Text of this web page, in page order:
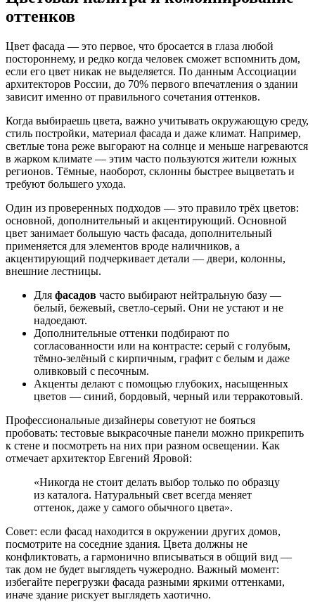
оттенков
Цвет фасада — это первое, что бросается в глаза любой
постороннему, и редко когда человек сможет вспомнить дом,
если его цвет никак не выделяется. По данным Ассоциации
архитекторов России, до 70% первого впечатления о здании
зависит именно от правильного сочетания оттенков.
Когда выбираешь цвета, важно учитывать окружающую среду,
стиль постройки, материал фасада и даже климат. Например,
светлые тона реже выгорают на солнце и меньше нагреваются
в жарком климате — этим часто пользуются жители южных
регионов. Тёмные, наоборот, склонны быстрее выцветать и
требуют большего ухода.
Один из проверенных подходов — это правило трёх цветов:
основной, дополнительный и акцентирующий. Основной
цвет занимает большую часть фасада, дополнительный
применяется для элементов вроде наличников, а
акцентирующий подчеркивает детали — двери, колонны,
внешние лестницы.
Для фасадов часто выбирают нейтральную базу —
белый, бежевый, светло-серый. Они не устают и не
надоедают.
Дополнительные оттенки подбирают по
согласованности или на контрасте: серый с голубым,
тёмно-зелёный с кирпичным, графит с белым и даже
оливковый с песочным.
Акценты делают с помощью глубоких, насыщенных
цветов — синий, бордовый, черный или терракотовый.
Профессиональные дизайнеры советуют не бояться
пробовать: тестовые выкрасочные панели можно прикрепить
к стене и посмотреть на них при разном освещении. Как
отмечает архитектор Евгений Яровой:
«Никогда не стоит делать выбор только по образцу
из каталога. Натуральный свет всегда меняет
оттенок, даже у самого обычного цвета».
Совет: если фасад находится в окружении других домов,
посмотрите на соседние здания. Цвета должны не
конфликтовать, а гармонично вписываться в общий вид —
так дом не будет выглядеть чужеродно. Важный момент:
избегайте перегрузки фасада разными яркими оттенками,
иначе здание рискует выглядеть хаотично.